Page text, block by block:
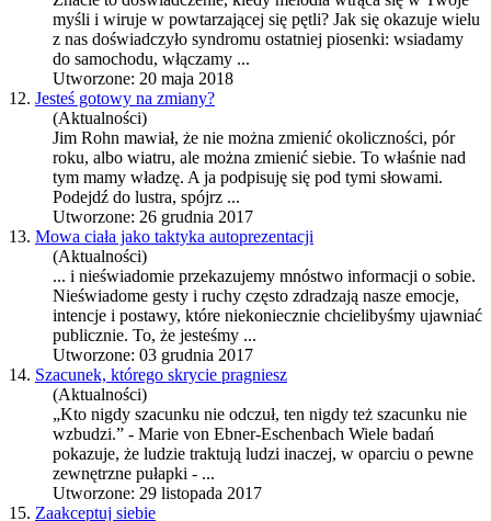
myśli i wiruje w powtarzającej się pętli? Jak się okazuje wielu
z nas doświadczyło syndromu ostatniej piosenki: wsiadamy
do samochodu, włączamy ...
Utworzone: 20 maja 2018
12. Jesteś gotowy na zmiany?
(Aktualności)
Jim Rohn mawiał, że nie można zmienić okoliczności, pór
roku, albo wiatru, ale można zmienić siebie. To właśnie nad
tym mamy władzę. A ja podpisuję się pod tymi słowami.
Podejdź do lustra, spójrz ...
Utworzone: 26 grudnia 2017
13. Mowa ciała jako taktyka autoprezentacji
(Aktualności)
... i nieświadomie przekazujemy mnóstwo informacji o sobie.
Nieświadome gesty i ruchy często zdradzają nasze emocje,
intencje i postawy, które niekoniecznie chcielibyśmy ujawniać
publicznie. To, że jesteśmy ...
Utworzone: 03 grudnia 2017
14. Szacunek, którego skrycie pragniesz
(Aktualności)
„Kto nigdy szacunku nie odczuł, ten nigdy też szacunku nie
wzbudzi.” - Marie von Ebner-Eschenbach Wiele badań
pokazuje, że ludzie traktują ludzi inaczej, w oparciu o pewne
zewnętrzne pułapki - ...
Utworzone: 29 listopada 2017
15. Zaakceptuj siebie